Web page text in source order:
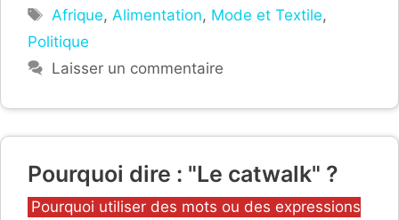
Étiquettes
Afrique,Alimentation, Mode et Textile,
Politique
Laisser un commentaire
Pourquoi dire : "Le catwalk" ?
Catégories
Pourquoi utiliser des mots ou des expressions